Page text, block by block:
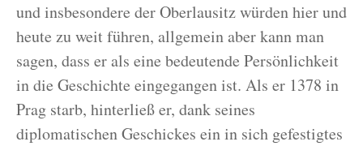
und insbesondere der Oberlausitz würden hier und
heute zu weit führen, allgemein aber kann man
sagen, dass er als eine bedeutende Persönlichkeit
in die Geschichte eingegangen ist. Als er 1378 in
Prag starb, hinterließ er, dank seines
diplomatischen Geschickes ein in sich gefestigtes